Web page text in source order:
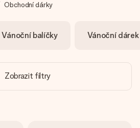
během několika kroků – s jejím
nebo vzkazem, který doopravdy
Obchodní dárky
Vánoční balíčky Vánoční
Zobrazit filtry